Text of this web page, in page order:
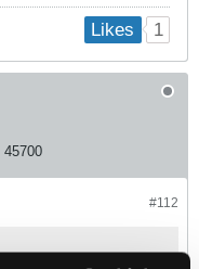
Likes 1
45700
#112